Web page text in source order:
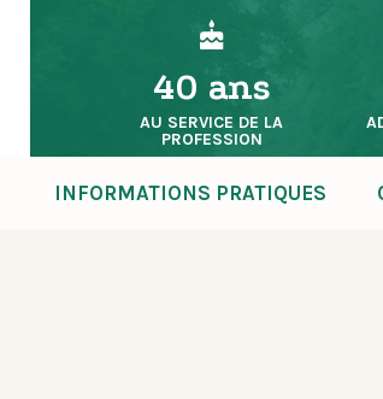
40 ans
AU SERVICE DE LA
PROFESSION
INFORMATIONS PRATIQUES